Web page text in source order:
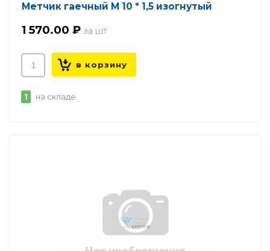
Метчик гаечный М 10 * 1,5 изогнутый
1 570.00 ₽
1 на складе